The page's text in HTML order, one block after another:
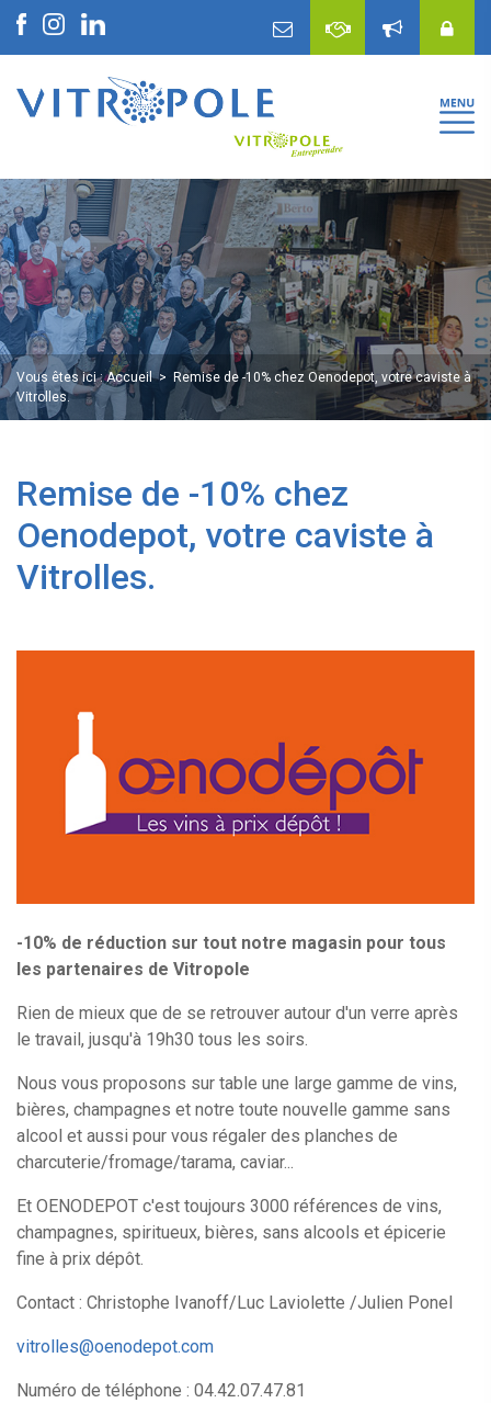
Vous êtes ici :Accueil
Remise de -10% chez Oenodepot, votre caviste à
Vitrolles.
Remise de -10% chez
Oenodepot, votre caviste à
Vitrolles.
-10% de réduction sur tout notre magasin pour tous
les partenaires de Vitropole
Rien de mieux que de se retrouver autour d'un verre après
le travail, jusqu'à 19h30 tous les soirs.
Nous vous proposons sur table une large gamme de vins,
bières, champagnes et notre toute nouvelle gamme sans
alcool et aussi pour vous régaler des planches de
charcuterie/fromage/tarama, caviar...
Et OENODEPOT c'est toujours 3000 références de vins,
champagnes, spiritueux, bières, sans alcools et épicerie
fine à prix dépôt.
Contact : Christophe Ivanoff/Luc Laviolette /Julien Ponel
vitrolles@oenodepot.com
Numéro de téléphone : 04.42.07.47.81